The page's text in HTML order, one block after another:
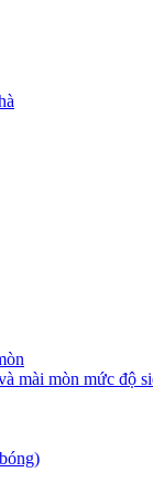
mài mòn mức độ